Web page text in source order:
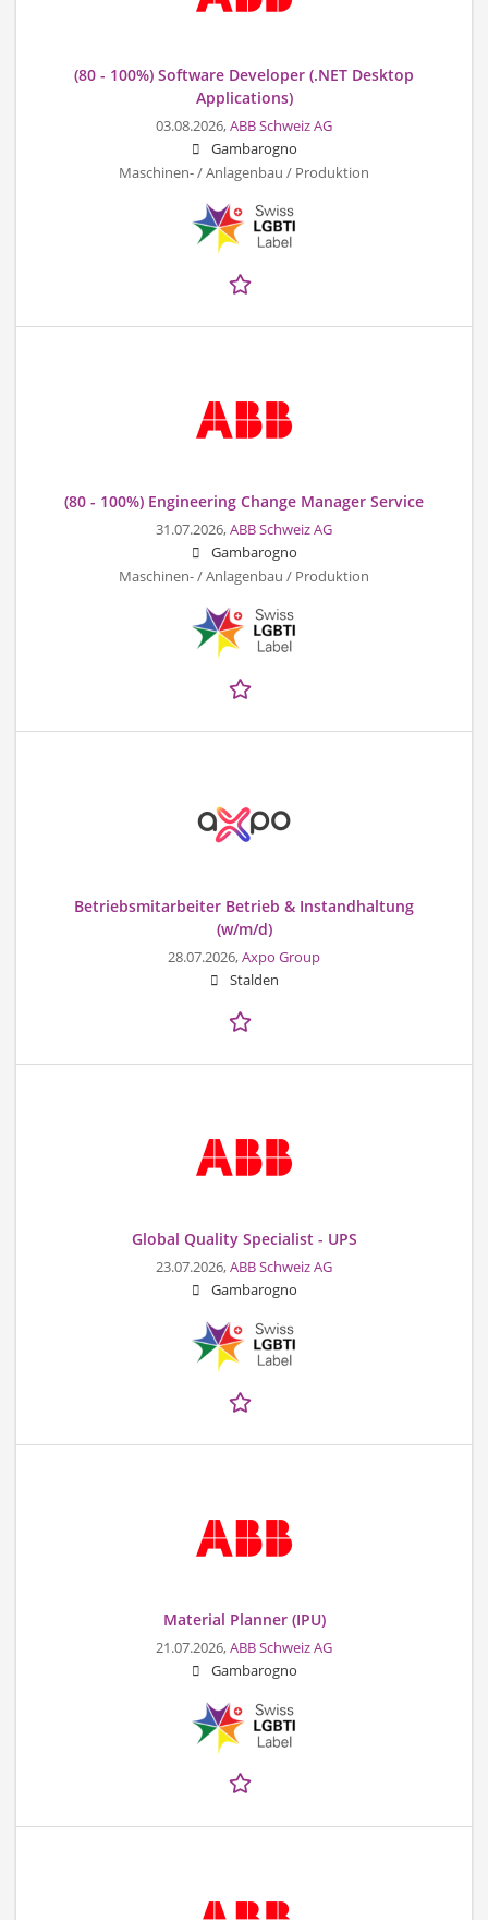
(80 - 100%) Software Developer (.NET Desktop
Applications)
03.08.2026,ABB Schweiz AG
Gambarogno
Maschinen- / Anlagenbau / Produktion
(80 - 100%) Engineering Change Manager Service
31.07.2026,ABB Schweiz AG
Gambarogno
Maschinen- / Anlagenbau / Produktion
Betriebsmitarbeiter Betrieb & Instandhaltung
(w/m/d)
28.07.2026,Axpo Group
Stalden
Global Quality Specialist - UPS
23.07.2026,ABB Schweiz AG
Gambarogno
Material Planner (IPU)
21.07.2026,ABB Schweiz AG
Gambarogno